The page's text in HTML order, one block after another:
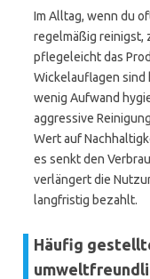
Im Alltag, wenn du
regelmäßig reinigst,
pflegeleicht das
Wickelauflagen sind
wenig Aufwand
aggressive
Wert auf
es senkt den
verlängert die
langfristig bezahlt.
Häufig